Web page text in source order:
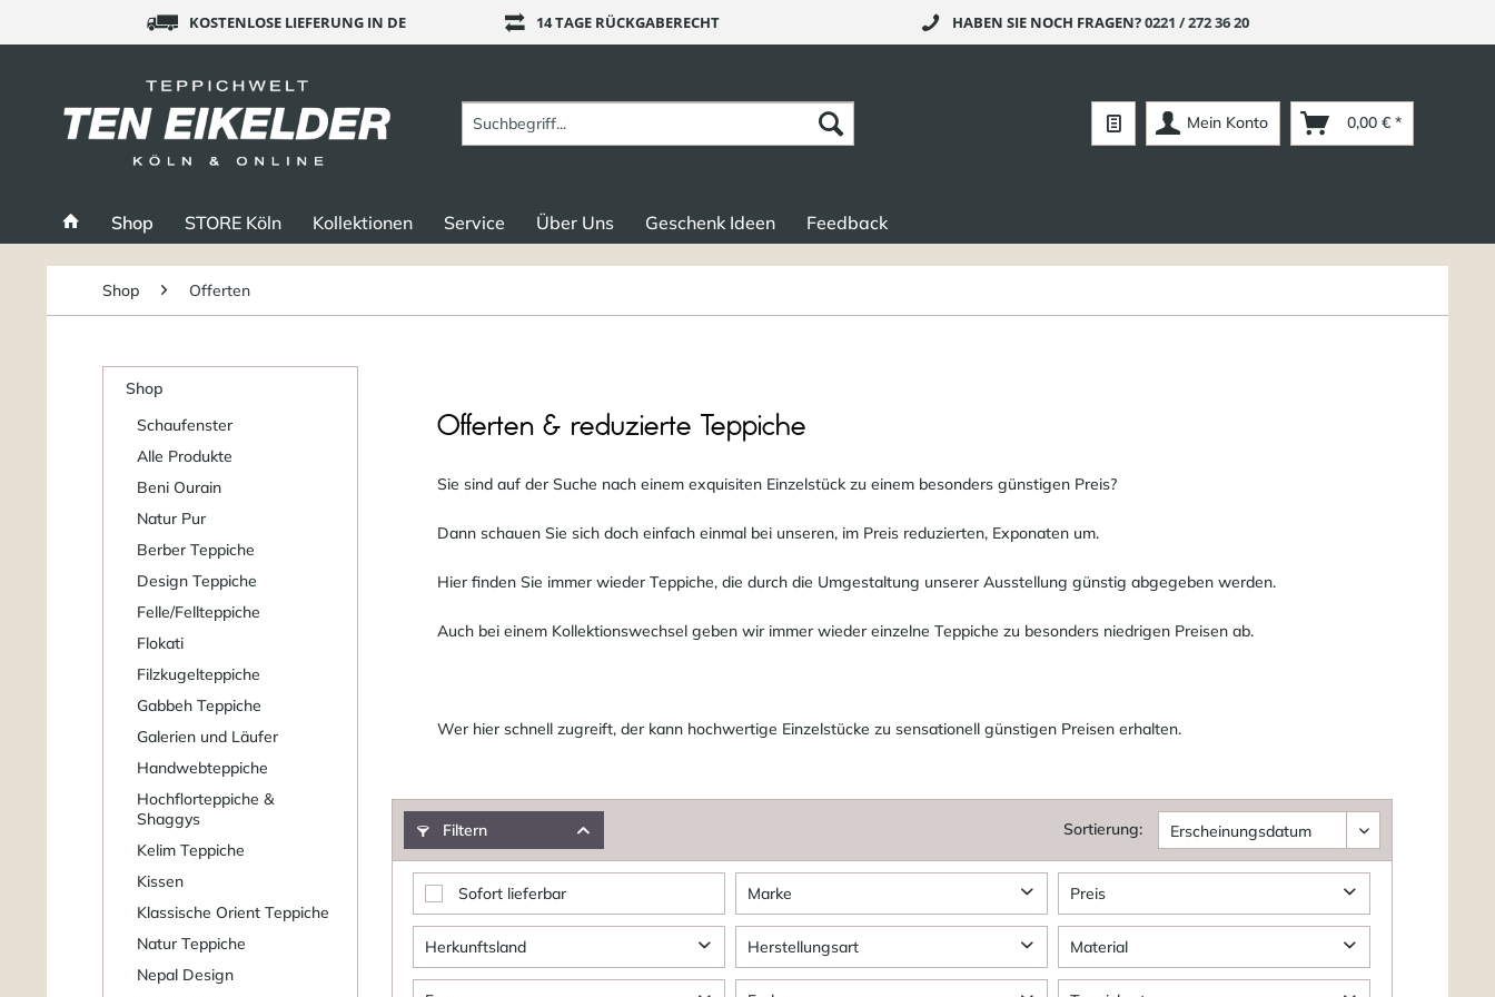
KOSTENLOSE LIEFERUNG IN DE 14 TAGE RÜCKGABERECHT HABEN SIE NOCH FRAGEN?0221 / 272 36 20
Mein Konto 0,00 € *
Shop STORE Köln Kollektionen Service Über Uns Geschenk Ideen Feedback
Shop Offerten
Shop
Schaufenster
Alle Produkte
Beni Ourain
Natur Pur
Berber Teppiche
Design Teppiche
Felle/Fellteppiche
Flokati
Filzkugelteppiche
Gabbeh Teppiche
Galerien und Läufer
Handwebteppiche
Hochflorteppiche &
Shaggys
Kelim Teppiche
Kissen
Klassische Orient Teppiche
Natur Teppiche
Nepal Design
Offerten & reduzierte Teppiche
Sie sind auf der Suche nach einem exquisiten Einzelstück zu einem besonders günstigen Preis?
Dann schauen Sie sich doch einfach einmal bei unseren, im Preis reduzierten, Exponaten um.
Hier finden Sie immer wieder Teppiche, die durch die Umgestaltung unserer Ausstellung günstig abgegeben werden.
Auch bei einem Kollektionswechsel geben wir immer wieder einzelne Teppiche zu besonders niedrigen Preisen ab.
Wer hier schnell zugreift, der kann hochwertige Einzelstücke zu sensationell günstigen Preisen erhalten.
Filtern Sortierung:
Sofort lieferbar Marke
Die Hauskunst
Jan Kath
Preis
von19,00 €bis7900,00 €
Herkunftsland Herstellungsart Material